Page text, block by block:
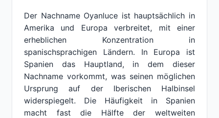
Der Nachname Oyanluce ist hauptsächlich in
Amerika und Europa verbreitet, mit einer
erheblichen Konzentration in
spanischsprachigen Ländern. In Europa ist
Spanien das Hauptland, in dem dieser
Nachname vorkommt, was seinen möglichen
Ursprung auf der Iberischen Halbinsel
widerspiegelt. Die Häufigkeit in Spanien
macht fast die Hälfte der weltweiten